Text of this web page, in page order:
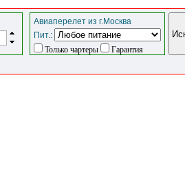
Авиаперелет из г.Москва
Пит.:
Только чартеры
Гарантия